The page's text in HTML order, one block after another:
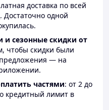
доставка по всей
Достаточно одной
и сезонные скидки от
чтобы скидки были
— на
частями: от 2 до
кредитный лимит в